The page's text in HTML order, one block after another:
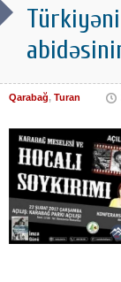
Qarabağ, Turan